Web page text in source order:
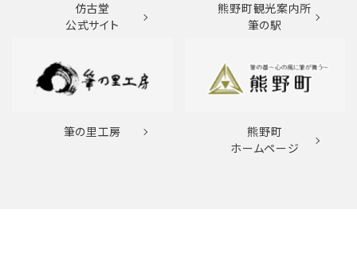
仿古堂
公式サイト
熊野町観光案内所
筆の駅
筆の里工房
熊野町
ホームページ